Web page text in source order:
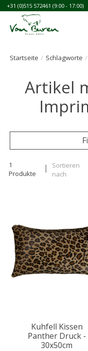
+31 (0)515 572461 (9:00 - 17:00)
Startseite / Schlagworte /
Artikel
1
Produkte
Sortieren
nach
Kuhfell Kissen
Panther Druck -
30x50cm